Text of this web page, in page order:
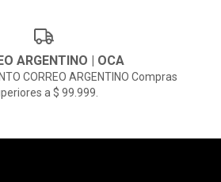
ARGENTINO | OCA
CORREO ARGENTINO Compras
a $ 99.999.